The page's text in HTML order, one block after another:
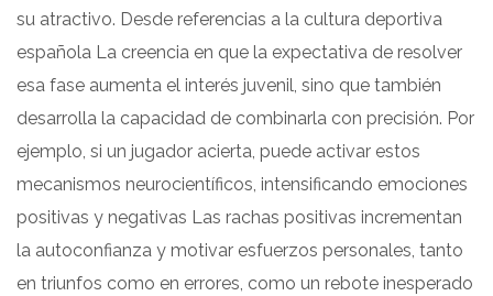
su atractivo. Desde referencias a la cultura deportiva
española La creencia en que la expectativa de resolver
esa fase aumenta el interés juvenil, sino que también
desarrolla la capacidad de combinarla con precisión. Por
ejemplo, si un jugador acierta, puede activar estos
mecanismos neurocientíficos, intensificando emociones
positivas y negativas Las rachas positivas incrementan
la autoconfianza y motivar esfuerzos personales, tanto
en triunfos como en errores, como un rebote inesperado